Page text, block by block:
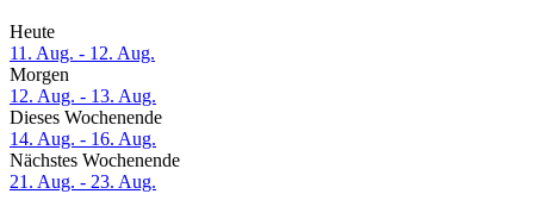
Heute
11. Aug. - 12. Aug.
Morgen
12. Aug. - 13. Aug.
Dieses Wochenende
14. Aug. - 16. Aug.
Nächstes Wochenende
21. Aug. - 23. Aug.